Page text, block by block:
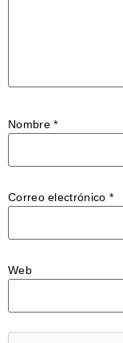
Nombre*
Correo electrónico *
Web